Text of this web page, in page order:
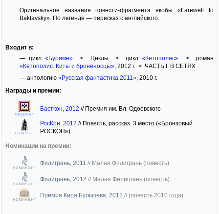
Оригинальное название повести-фрагмента якобы «Farewell to
Baklavsky». По легенде — пересказ с английского.
Входит в:
— цикл«Буриме» > Циклы > цикл«Кетополис» > роман
«Кетополис: Киты и броненосцы», 2012 г. > ЧАСТЬ I. В СЕТЯХ
— антологию «Русская фантастика 2011», 2010 г.
Награды и премии:
лауреат
Басткон, 2012 // Премия им. Вл. Одоевского
лауреат
РосКон, 2012 // Повесть, рассказ. 3 место («Бронзовый
РОСКОН»)
Номинации на премии:
номинант
Филигрань, 2011 // Малая Филигрань (повесть)
номинант
Филигрань, 2012 // Малая Филигрань (повесть)
номинант
Премия Кира Булычева, 2012 //(повесть 2010 года)